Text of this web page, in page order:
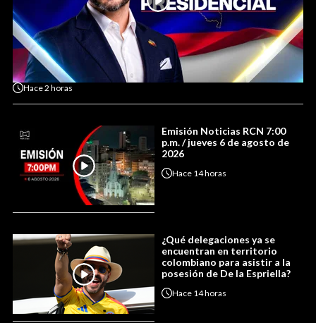
Hace2 horas
Emisión Noticias RCN 7:00
p.m. / jueves 6 de agosto de
2026
Hace 14 horas
¿Qué delegaciones ya se
encuentran en territorio
colombiano para asistir a la
posesión de De la Espriella?
Hace 14 horas